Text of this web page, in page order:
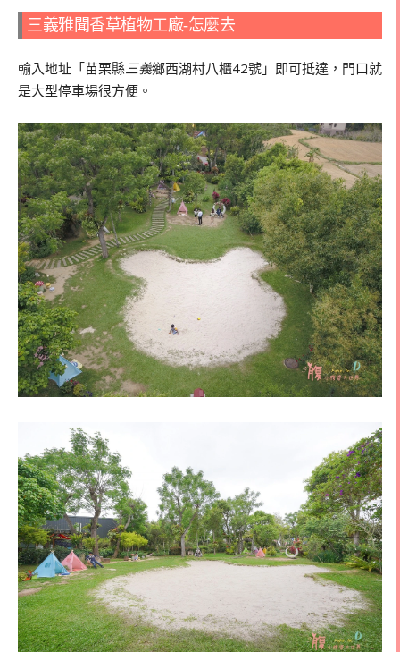
三義雅聞香草植物工廠-怎麼去
輸入地址「苗栗縣 三義鄉西湖村八櫃42號」即可抵達，門口就
是大型停車場很方便。